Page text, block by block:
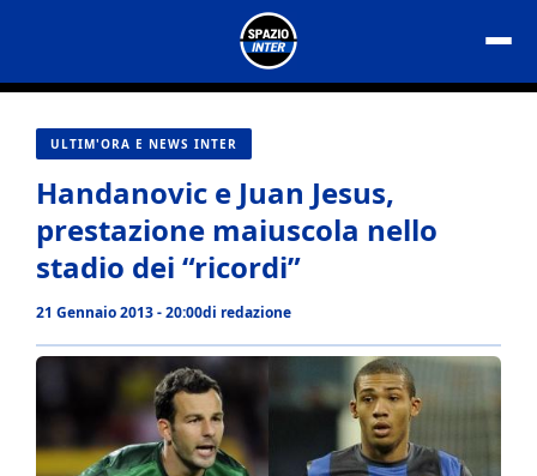
contenuto
ULTIM'ORA E NEWS INTER
Handanovic e Juan Jesus,
prestazione maiuscola nello
stadio dei “ricordi”
21 Gennaio 2013 - 20:00di redazione